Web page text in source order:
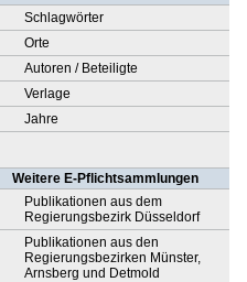
Schlagwörter
Orte
Autoren / Beteiligte
Verlage
Jahre
Weitere E-Pflichtsammlungen
Publikationen aus dem
Regierungsbezirk Düsseldorf
Publikationen aus den
Regierungsbezirken Münster,
Arnsberg und Detmold